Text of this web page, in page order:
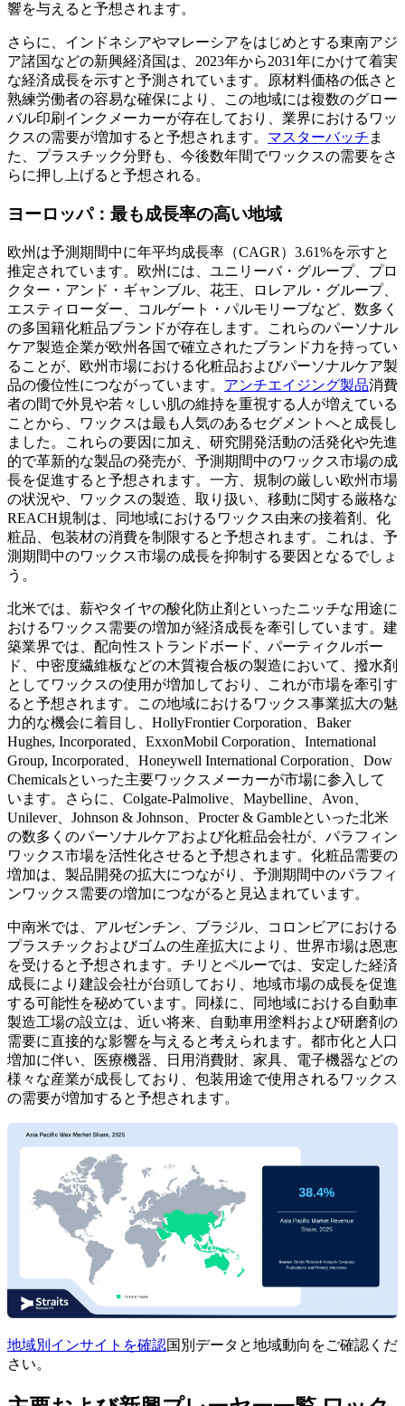
響を与えると予想されます。
さらに、インドネシアやマレーシアをはじめとする東南アジ
ア諸国などの新興経済国は、2023年から2031年にかけて着実
な経済成長を示すと予測されています。原材料価格の低さと
熟練労働者の容易な確保により、この地域には複数のグロー
バル印刷インクメーカーが存在しており、業界におけるワッ
クスの需要が増加すると予想されます。 マスターバッチ ま
た、プラスチック分野も、今後数年間でワックスの需要をさ
らに押し上げると予想される。
ヨーロッパ：最も成長率の高い地域
欧州は予測期間中に年平均成長率（CAGR）3.61%を示すと
推定されています。欧州には、ユニリーバ・グループ、プロ
クター・アンド・ギャンブル、花王、ロレアル・グループ、
エスティローダー、コルゲート・パルモリーブなど、数多く
の多国籍化粧品ブランドが存在します。これらのパーソナル
ケア製造企業が欧州各国で確立されたブランド力を持ってい
ることが、欧州市場における化粧品およびパーソナルケア製
品の優位性につながっています。 アンチエイジング製品消費
者の間で外見や若々しい肌の維持を重視する人が増えている
ことから、ワックスは最も人気のあるセグメントへと成長し
ました。これらの要因に加え、研究開発活動の活発化や先進
的で革新的な製品の発売が、予測期間中のワックス市場の成
長を促進すると予想されます。一方、規制の厳しい欧州市場
の状況や、ワックスの製造、取り扱い、移動に関する厳格な
REACH規制は、同地域におけるワックス由来の接着剤、化
粧品、包装材の消費を制限すると予想されます。これは、予
測期間中のワックス市場の成長を抑制する要因となるでしょ
う。
北米では、薪やタイヤの酸化防止剤といったニッチな用途に
おけるワックス需要の増加が経済成長を牽引しています。建
築業界では、配向性ストランドボード、パーティクルボー
ド、中密度繊維板などの木質複合板の製造において、撥水剤
としてワックスの使用が増加しており、これが市場を牽引す
ると予想されます。この地域におけるワックス事業拡大の魅
力的な機会に着目し、HollyFrontier Corporation、Baker
Hughes, Incorporated、ExxonMobil Corporation、International
Group, Incorporated、Honeywell International Corporation、Dow
Chemicalsといった主要ワックスメーカーが市場に参入して
います。さらに、Colgate-Palmolive、Maybelline、Avon、
Unilever、Johnson & Johnson、Procter & Gambleといった北米
の数多くのパーソナルケアおよび化粧品会社が、パラフィン
ワックス市場を活性化させると予想されます。化粧品需要の
増加は、製品開発の拡大につながり、予測期間中のパラフィ
ンワックス需要の増加につながると見込まれています。
中南米では、アルゼンチン、ブラジル、コロンビアにおける
プラスチックおよびゴムの生産拡大により、世界市場は恩恵
を受けると予想されます。チリとペルーでは、安定した経済
成長により建設会社が台頭しており、地域市場の成長を促進
する可能性を秘めています。同様に、同地域における自動車
製造工場の設立は、近い将来、自動車用塗料および研磨剤の
需要に直接的な影響を与えると考えられます。都市化と人口
増加に伴い、医療機器、日用消費財、家具、電子機器などの
様々な産業が成長しており、包装用途で使用されるワックス
の需要が増加すると予想されます。
地域別インサイトを確認国別データと地域動向をご確認くだ
さい。